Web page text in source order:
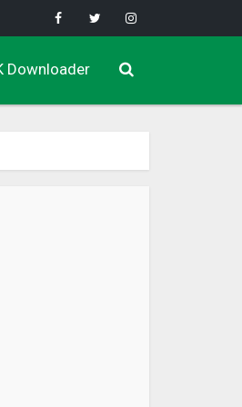
Downloader